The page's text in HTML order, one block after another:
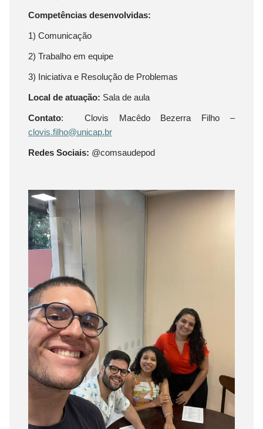
Competências desenvolvidas:
1) Comunicação
2) Trabalho em equipe
3) Iniciativa e Resolução de Problemas
Local de atuação: Sala de aula
Contato: Clovis Macêdo Bezerra Filho –
clovis.filho@unicap.br
Redes Sociais: @comsaudepod